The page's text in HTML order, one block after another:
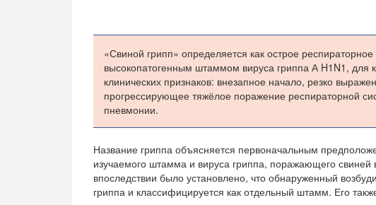
«Свиной грипп» определяется как острое
высокопатогенным штаммом вируса гриппа А H1N1, для
клинических признаков: внезапное начало, резко
прогрессирующее тяжёлое поражение респираторной
пневмонии.
Название гриппа объясняется первоначальным
изучаемого штамма и вируса гриппа, поражающего
впоследствии было установлено, что обнаруженный
гриппа и классифицируется как отдельный штамм. Его